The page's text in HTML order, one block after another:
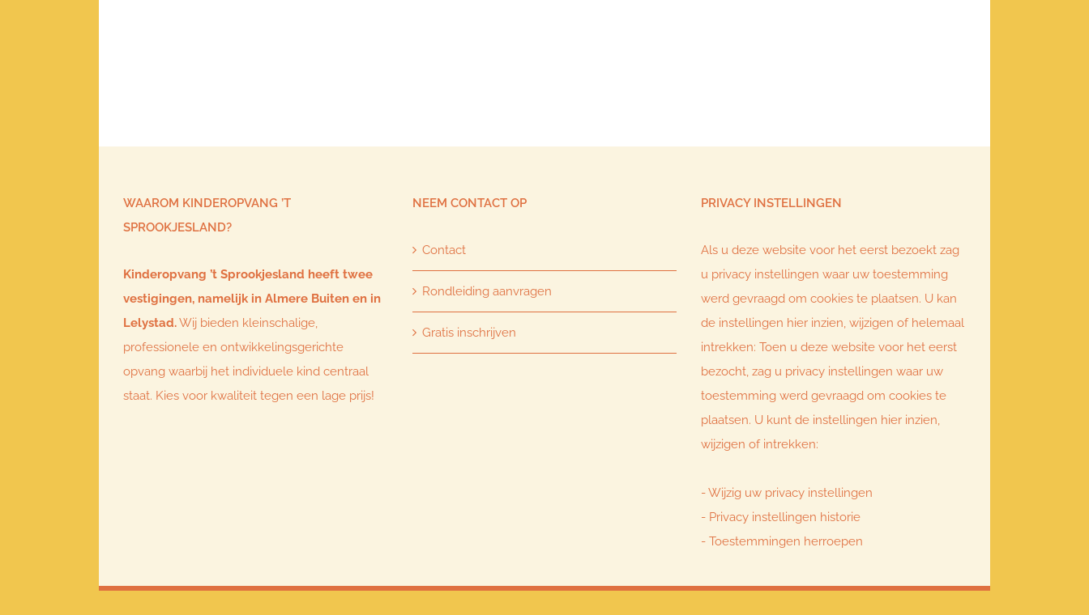
WAAROM KINDEROPVANG ’T
SPROOKJESLAND?
Kinderopvang ’t Sprookjesland heeft twee
vestigingen, namelijk in Almere Buiten en in
Lelystad.Wij bieden kleinschalige,
professionele en ontwikkelingsgerichte
opvang waarbij het individuele kind centraal
staat. Kies voor kwaliteit tegen een lage prijs!
NEEM CONTACT OP
Contact
Rondleiding aanvragen
Gratis inschrijven
PRIVACY INSTELLINGEN
Als u deze website voor het eerst bezoekt zag
u privacy instellingen waar uw toestemming
werd gevraagd om cookies te plaatsen. U kan
de instellingen hier inzien, wijzigen of helemaal
intrekken: Toen u deze website voor het eerst
bezocht, zag u privacy instellingen waar uw
toestemming werd gevraagd om cookies te
plaatsen. U kunt de instellingen hier inzien,
wijzigen of intrekken:
-Wijzig uw privacy instellingen
- Privacy instellingen historie
-Toestemmingen herroepen